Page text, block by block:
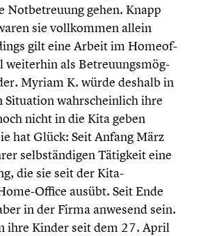
Notbe­treu­ung gehen. Knapp
sie vollkom­men allein
gilt eine Arbeit im Homeof­
weiterhin als Betreu­ungs­mög­
Myriam K. würde deshalb in
Situation wahrschein­lich ihre
nicht in die Kita geben
hat Glück: Seit Anfang März
selbstän­di­gen Tätigkeit eine
die sie seit der Kita-
Office ausübt. Seit Ende
in der Firma anwesend sein.
ihre Kinder seit dem 27. April